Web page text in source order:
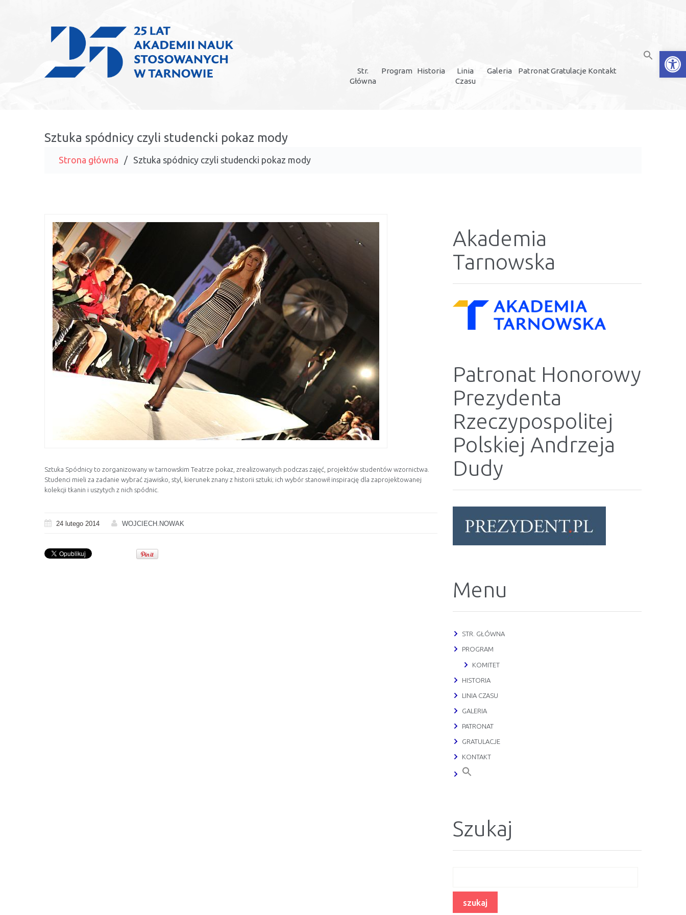
Str.
Główna
Program Historia
Linia
Czasu
Galeria PatronatGratulacje Kontakt
Sztuka spódnicy czyli studencki pokaz mody
Strona główna Sztuka spódnicy czyli studencki pokaz mody
Sztuka Spódnicy to zorganizowany w tarnowskim Teatrze pokaz, zrealizowanych podczas zajęć, projektów studentów wzornictwa.
Studenci mieli za zadanie wybrać zjawisko, styl, kierunek znany z historii sztuki; ich wybór stanowił inspirację dla zaprojektowanej
kolekcji tkanin i uszytych z nich spódnic.
24 lutego 2014 WOJCIECH.NOWAK
Akademia
Tarnowska
Patronat Honorowy
Prezydenta
Rzeczypospolitej
Polskiej Andrzeja
Dudy
Menu
STR. GŁÓWNA
PROGRAM
KOMITET
HISTORIA
LINIA CZASU
GALERIA
PATRONAT
GRATULACJE
KONTAKT
Szukaj